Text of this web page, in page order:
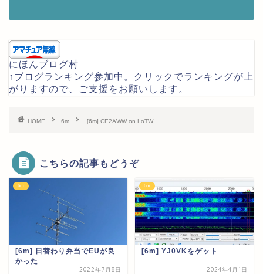
にほんブログ村
↑ブログランキング参加中。クリックでランキングが上
がりますので、ご支援をお願いします。
HOME 6m [6m] CE2AWW on LoTW
こちらの記事もどうぞ
6m
[6m] 日替わり弁当でEUが良
かった
2022年7月8日
6m
[6m] YJ0VKをゲット
2024年4月1日